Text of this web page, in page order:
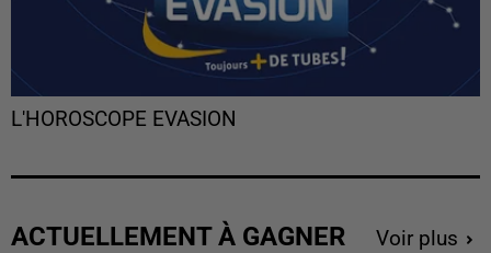
L'HOROSCOPE EVASION
ACTUELLEMENT À GAGNER Voir plus